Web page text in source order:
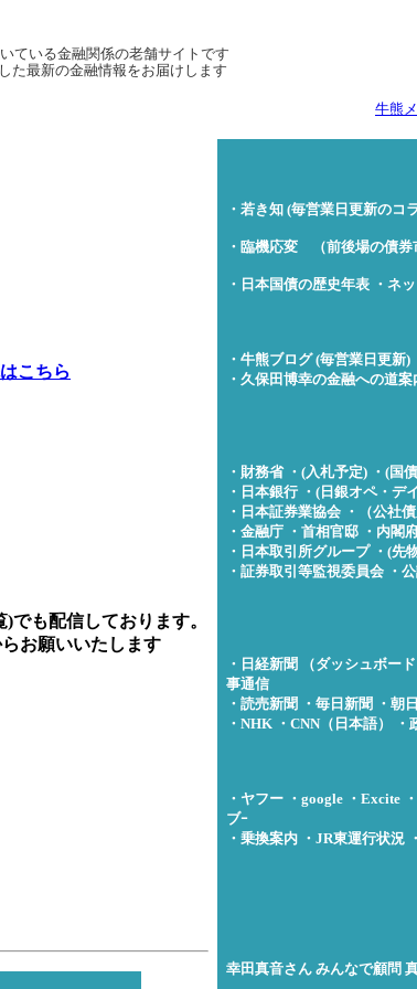
ている金融関係の老舗サイトです
た最新の金融情報をお届けします
牛熊
こちら
でも配信しております。
お願いいたします
・若き知 (毎営業日更新のコ
・臨機応変 （前後場の債券
・日本国債の歴史年表 ・ネ
・牛熊ブログ (毎営業日更新)
・久保田博幸の金融への道
・財務省 ・(入札予定) ・(国
・日本銀行 ・(日銀オペ・デ
・日本証券業協会 ・（公社
・金融庁 ・首相官邸 ・内閣
・日本取引所グループ ・(先
・証券取引等監視委員会 ・
・日経新聞 （ダッシュボード
事通信
・読売新聞 ・毎日新聞 ・朝
・NHK ・CNN（日本語） ・
・ヤフー ・google ・Excite
ブｰ
・乗換案内 ・JR東運行状況
幸田真音さん みんなで顧問